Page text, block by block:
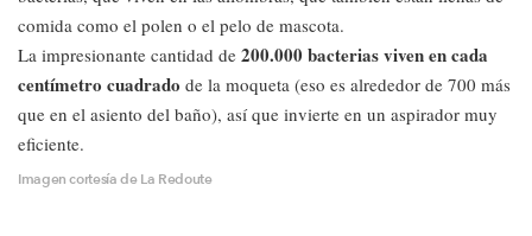
comida como el polen o el pelo de mascota.
La impresionante cantidad de 200.000 bacterias viven en cada
centímetro cuadrado de la moqueta (eso es alrededor de 700 más
que en el asiento del baño), así que invierte en un aspirador muy
eficiente.
Imagen cortesía de La Redoute